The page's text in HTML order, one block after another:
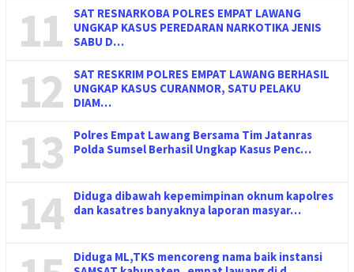
11
SAT RESNARKOBA POLRES EMPAT LAWANG
UNGKAP KASUS PEREDARAN NARKOTIKA JENIS
SABU D…
12
SAT RESKRIM POLRES EMPAT LAWANG BERHASIL
UNGKAP KASUS CURANMOR, SATU PELAKU
DIAM…
13
Polres Empat Lawang Bersama Tim Jatanras
Polda Sumsel Berhasil Ungkap Kasus Penc…
14
Diduga dibawah kepemimpinan oknum kapolres
dan kasatres banyaknya laporan masyar…
Diduga ML,TKS mencoreng nama baik instansi